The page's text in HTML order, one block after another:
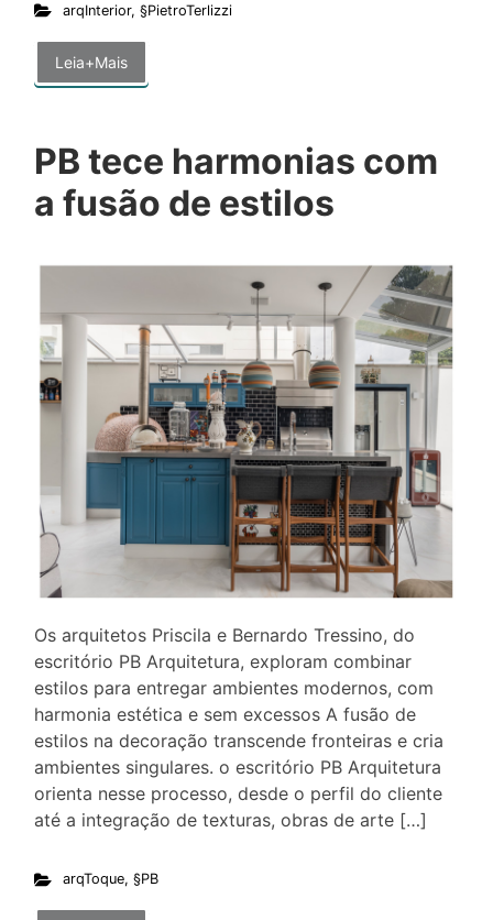
arqInterior, §PietroTerlizzi
Leia+Mais
PB tece harmonias com
a fusão de estilos
Os arquitetos Priscila e Bernardo Tressino, do
escritório PB Arquitetura, exploram combinar
estilos para entregar ambientes modernos, com
harmonia estética e sem excessos A fusão de
estilos na decoração transcende fronteiras e cria
ambientes singulares. o escritório PB Arquitetura
orienta nesse processo, desde o perfil do cliente
até a integração de texturas, obras de arte […]
arqToque, §PB